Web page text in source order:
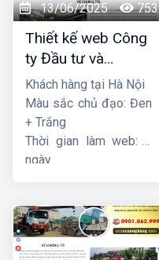
13/06/2025 753
Thiết kế web Công
ty Đầu tư và
Thương mại Five-
Star
Khách hàng tại Hà Nội
Màu sắc chủ đạo: Đen
+ Trắng
Thời gian làm web: 7
ngày